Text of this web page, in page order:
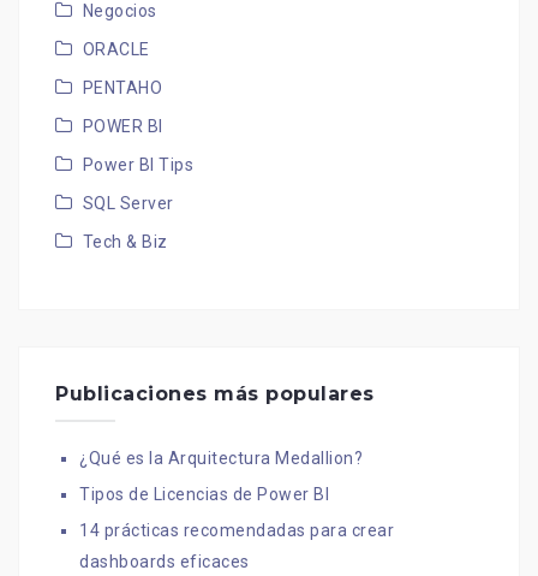
Negocios
ORACLE
PENTAHO
POWER BI
Power BI Tips
SQL Server
Tech & Biz
Publicaciones más populares
¿Qué es la Arquitectura Medallion?
Tipos de Licencias de Power BI
14 prácticas recomendadas para crear
dashboards eficaces